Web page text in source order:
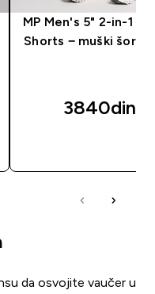
MP Men's 5" 2-in-1
Shorts − muški šorts
3840din‎
da osvojite vaučer u